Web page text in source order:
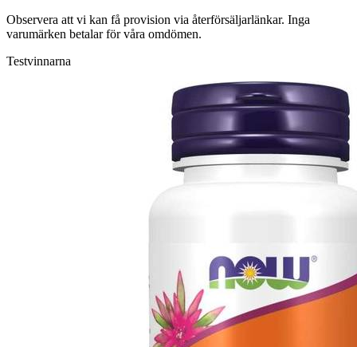
Observera att vi kan få provision via återförsäljarlänkar. Inga
varumärken betalar för våra omdömen.
Testvinnarna